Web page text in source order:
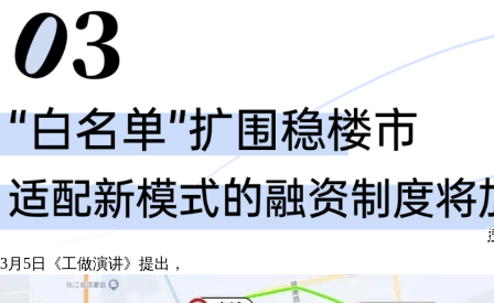
3月5日《工做演讲》提出，